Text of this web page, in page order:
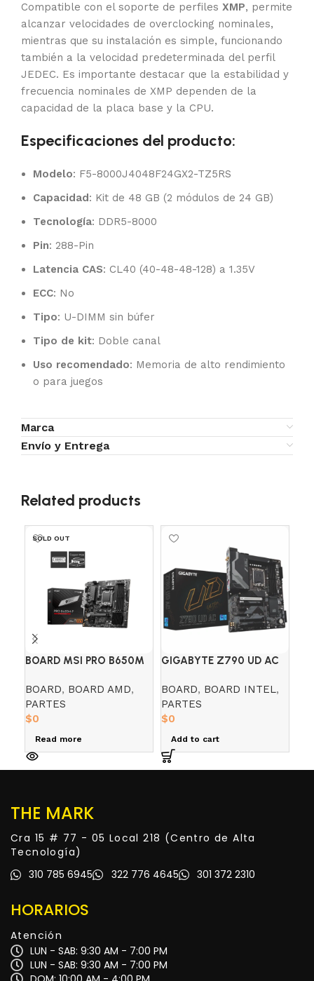
Compatible con el soporte de perfiles XMP, permite
alcanzar velocidades de overclocking nominales,
mientras que su instalación es simple, funcionando
también a la velocidad predeterminada del perfil
JEDEC. Es importante destacar que la estabilidad y
frecuencia nominales de XMP dependen de la
capacidad de la placa base y la CPU.
Especificaciones del producto:
Modelo: F5-8000J4048F24GX2-TZ5RS
Capacidad: Kit de 48 GB (2 módulos de 24 GB)
Tecnología: DDR5-8000
Pin: 288-Pin
Latencia CAS: CL40 (40-48-48-128) a 1.35V
ECC: No
Tipo: U-DIMM sin búfer
Tipo de kit: Doble canal
Uso recomendado: Memoria de alto rendimiento
o para juegos
Marca
Envío y Entrega
Related products
SOLD OUT
BOARD MSI PRO B650M
BOARD, BOARD AMD,
PARTES
$0
Read more
GIGABYTE Z790 UD AC
BOARD, BOARD INTEL,
PARTES
$0
Add to cart
THE MARK
Cra 15 # 77 - 05 Local 218 (Centro de Alta
Tecnología)
310 785 6945
322 776 4645 301 372 2310
HORARIOS
Atención
LUN - SAB: 9:30 AM - 7:00 PM
LUN - SAB: 9:30 AM - 7:00 PM